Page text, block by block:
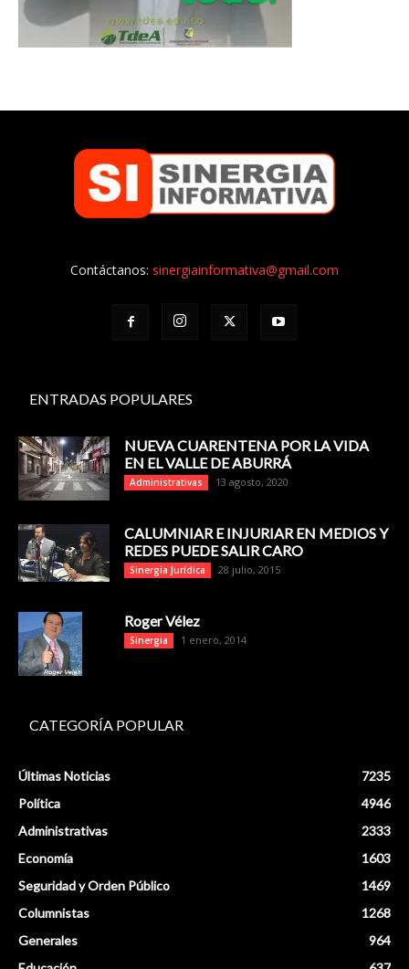
Contáctanos: sinergiainformativa@gmail.com
ENTRADAS POPULARES
NUEVA CUARENTENA POR LA VIDA
EN EL VALLE DE ABURRÁ
Administrativas 13 agosto, 2020
CALUMNIAR E INJURIAR EN MEDIOS Y
REDES PUEDE SALIR CARO
Sinergia Jurídica 28 julio, 2015
Roger Vélez
Sinergia 1 enero, 2014
CATEGORÍA POPULAR
Últimas Noticias
7235
Política
4946
Administrativas
2333
Economía
1603
Seguridad y Orden Público
1469
Columnistas
1268
Generales
964